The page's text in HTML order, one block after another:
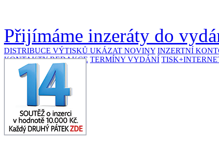
Přijímáme inzeráty do
DISTRIBUCE VÝTISKŮ UKÁZAT NOVINY INZERTNÍ
KONTAKTY REDAKCE TERMÍNY VYDÁNÍ